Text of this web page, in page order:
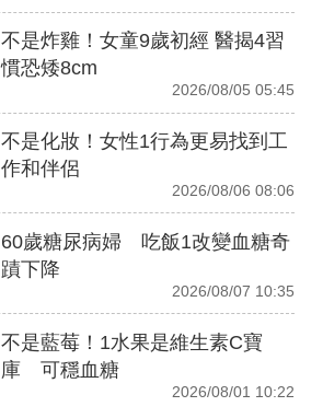
不是炸雞！女童9歲初經 醫揭4習
慣恐矮8cm
2026/08/05 05:45
不是化妝！女性1行為更易找到工
作和伴侶
2026/08/06 08:06
60歲糖尿病婦 吃飯1改變血糖奇
蹟下降
2026/08/07 10:35
不是藍莓！1水果是維生素C寶
庫 可穩血糖
2026/08/01 10:22